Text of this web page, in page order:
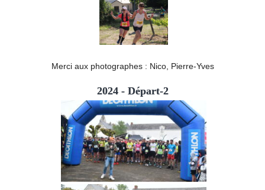
Merci aux photographes : Nico, Pierre-Yves
2024 - Départ-2